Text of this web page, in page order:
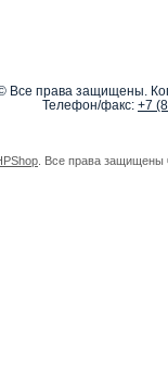
Все права защищены.
Телефон/факс: +7
. Все права защищены